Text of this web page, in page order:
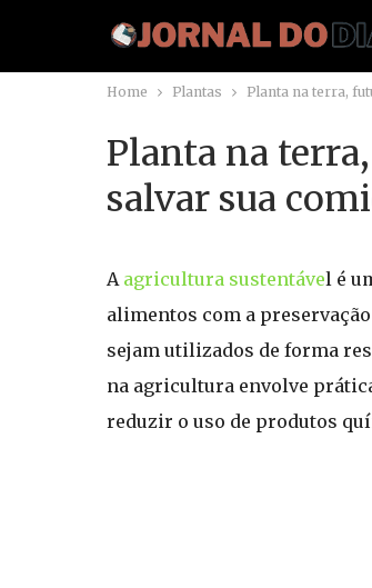
Home Plantas Planta na terra,
Planta na
salvar sua
A agricultura sustentável é
alimentos com a
sejam utilizados de forma
na agricultura envolve
reduzir o uso de produtos